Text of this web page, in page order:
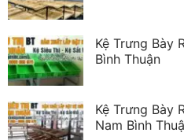
Kệ Trưng Bày
Bình Thuận
Kệ Trưng Bày
Nam Bình